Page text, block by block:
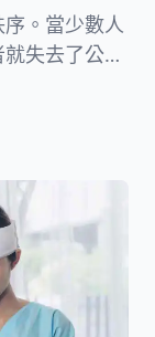
。當少數人
失去了公平
也破壞了市